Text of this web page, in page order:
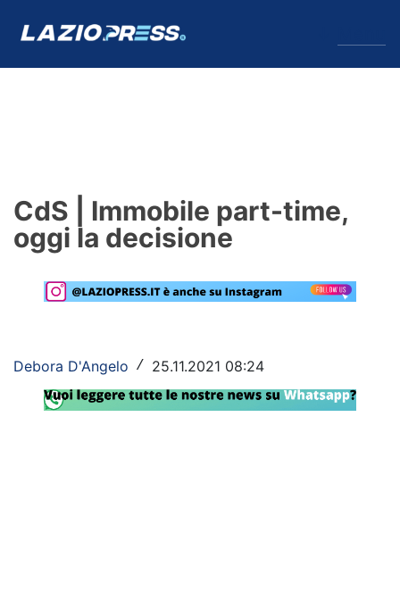
Formello
Primavera
Lazio Women
CdS | Immobile part-time,
oggi la decisione
Debora D'Angelo / 25.11.2021 08:24